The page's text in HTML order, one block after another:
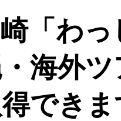
「わ
海外
でき